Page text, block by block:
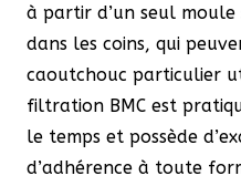
à partir d’un seul moule
dans les coins, qui
caoutchouc particulier
filtration BMC est
le temps et possède
d’adhérence à toute